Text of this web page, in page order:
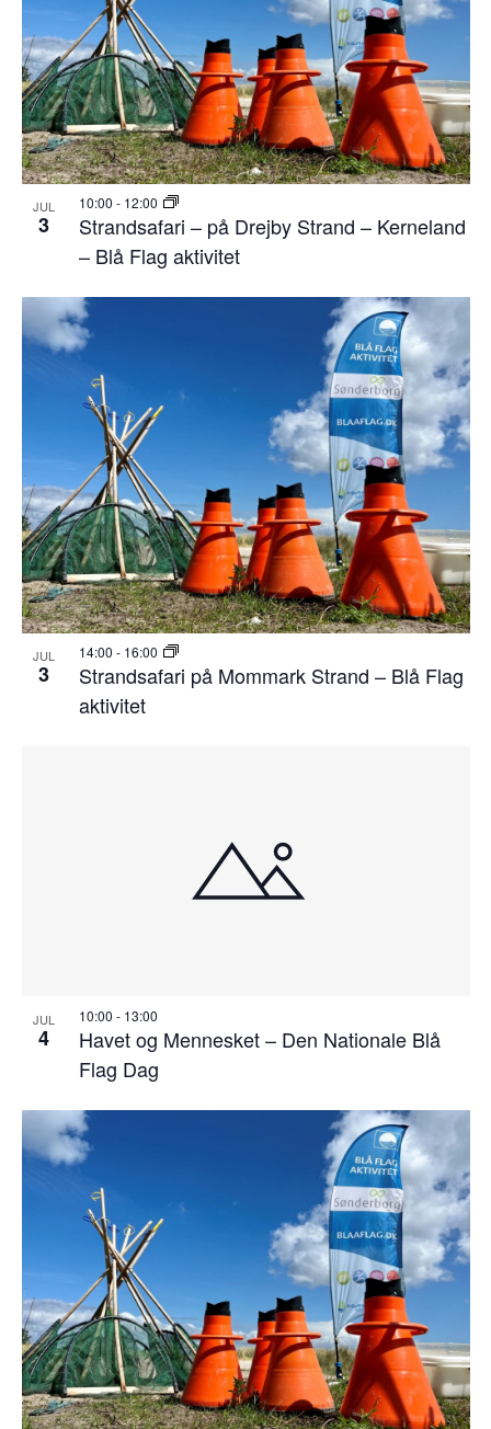
JUL
3
Strandsafari – på Drejby Strand – Kerneland
– Blå Flag aktivitet
10:00 - 12:00
JUL
3
Strandsafari på Mommark Strand – Blå Flag
aktivitet
14:00 - 16:00
JUL
4
Havet og Mennesket – Den Nationale Blå
Flag Dag
10:00 - 13:00